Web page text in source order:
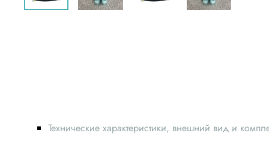
Технические характеристики, внешний вид и